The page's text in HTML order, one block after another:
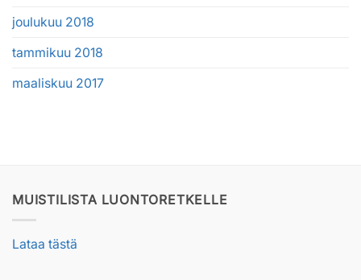
joulukuu 2018
tammikuu 2018
maaliskuu 2017
MUISTILISTA LUONTORETKELLE
Lataa tästä